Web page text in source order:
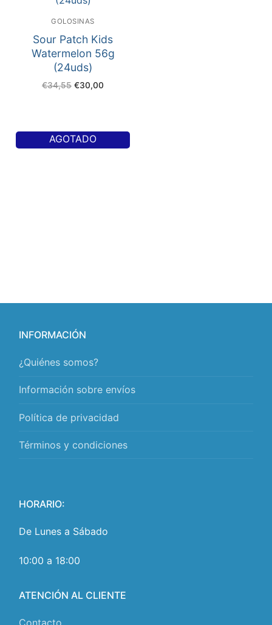
GOLOSINAS
Sour Patch Kids
Watermelon 56g
(24uds)
€34,55 €30,00
AGOTADO
INFORMACIÓN
¿Quiénes somos?
Información sobre envíos
Política de privacidad
Términos y condiciones
HORARIO:
De Lunes a Sábado
10:00 a 18:00
ATENCIÓN AL CLIENTE